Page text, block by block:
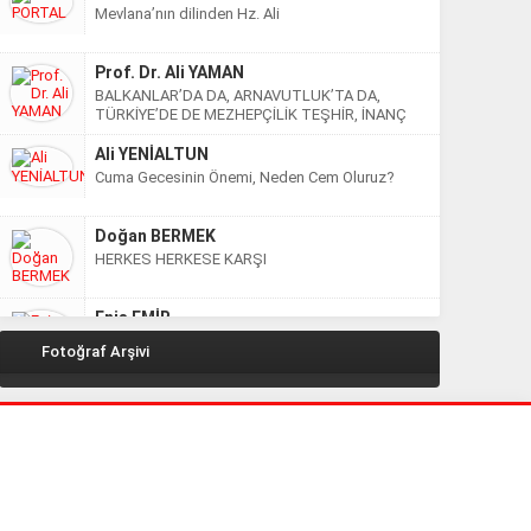
Mevlana’nın dilinden Hz. Ali
Prof. Dr. Ali YAMAN
BALKANLAR’DA DA, ARNAVUTLUK’TA DA,
TÜRKİYE’DE DE MEZHEPÇİLİK TEŞHİR, İNANÇ
ÖZGÜRLÜĞÜ TEŞVİK EDİLMELİ! AMMA…
Ali YENİALTUN
Cuma Gecesinin Önemi, Neden Cem Oluruz?
Doğan BERMEK
HERKES HERKESE KARŞI
Enis EMİR
velayetine bağlı kalalım
Oktay ULUCAN
Fotoğraf Arşivi